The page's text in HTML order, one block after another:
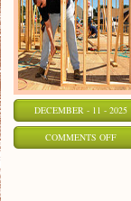
DECEMBER - 11 - 2025
COMMENTS OFFON